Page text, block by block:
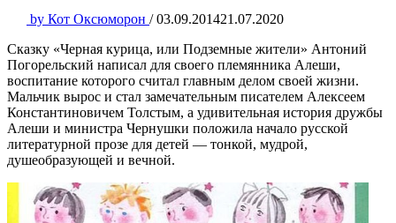
by Кот Оксюморон / 03.09.201421.07.2020
Сказку «Черная курица, или Подземные жители» Антоний
Погорельский написал для своего племянника Алеши,
воспитание которого считал главным делом своей жизни.
Мальчик вырос и стал замечательным писателем Алексеем
Константиновичем Толстым, а удивительная история дружбы
Алеши и министра Чернушки положила начало русской
литературной прозе для детей — тонкой, мудрой,
душеобразующей и вечной.